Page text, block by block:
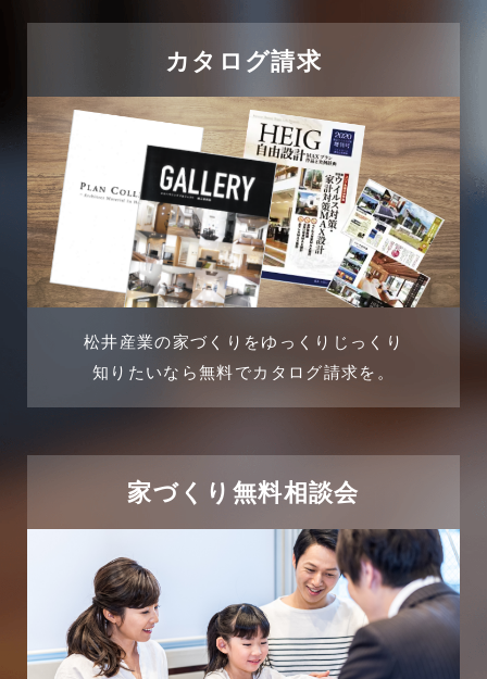
カタログ請求
松井産業の家づくりをゆっくりじっくり
知りたいなら無料でカタログ請求を。
家づくり無料相談会